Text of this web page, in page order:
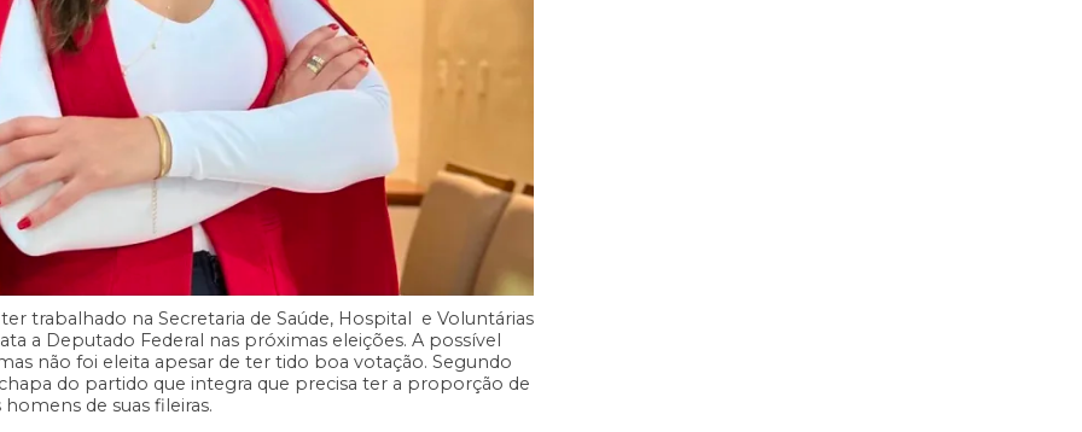
trabalhado na Secretaria de Saúde, Hospital e Voluntárias
a Deputado Federal nas próximas eleições. A possível
não foi eleita apesar de ter tido boa votação. Segundo
do partido que integra que precisa ter a proporção de
de suas fileiras.